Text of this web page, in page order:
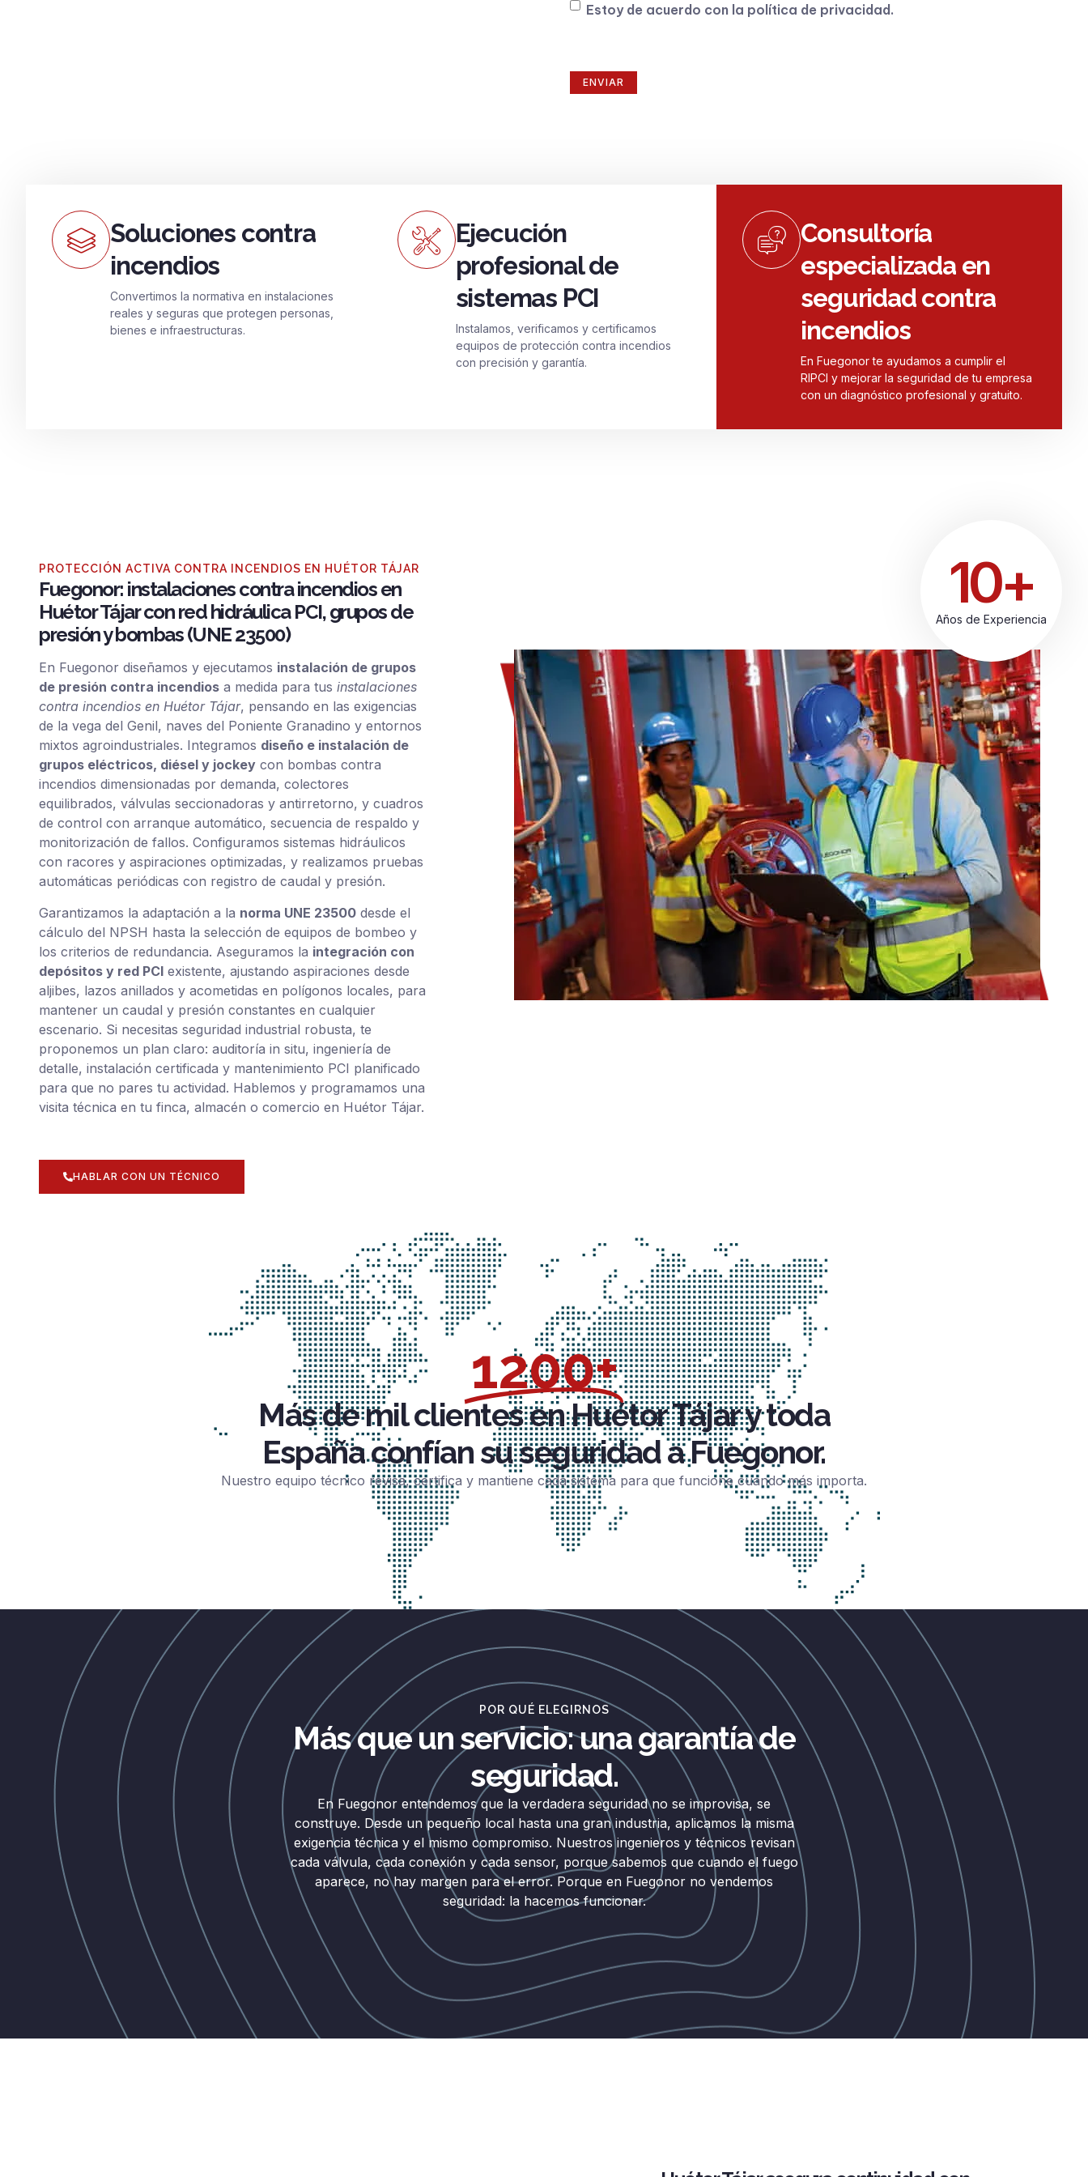
Consentimiento
Estoy de acuerdo con la política de privacidad .
Soluciones contra
incendios
Convertimos la normativa en instalaciones
reales y seguras que protegen personas,
bienes e infraestructuras.
Ejecución
profesional de
sistemas PCI
Instalamos, verificamos y certificamos
equipos de protección contra incendios
con precisión y garantía.
Consultoría
especializada en
seguridad contra
incendios
En Fuegonor te ayudamos a cumplir el
RIPCI y mejorar la seguridad de tu empresa
con un diagnóstico profesional y gratuito.
PROTECCIÓN ACTIVA CONTRA INCENDIOS EN HUÉTOR TÁJAR
Fuegonor: instalaciones contra incendios en
Huétor Tájar con red hidráulica PCI, grupos de
presión y bombas (UNE 23500)
En Fuegonor diseñamos y ejecutamos instalación de grupos
de presión contra incendios a medida para tus instalaciones
contra incendios en Huétor Tájar, pensando en las exigencias
de la vega del Genil, naves del Poniente Granadino y entornos
mixtos agroindustriales. Integramos diseño e instalación de
grupos eléctricos, diésel y jockey con bombas contra
incendios dimensionadas por demanda, colectores
equilibrados, válvulas seccionadoras y antirretorno, y cuadros
de control con arranque automático, secuencia de respaldo y
monitorización de fallos. Configuramos sistemas hidráulicos
con racores y aspiraciones optimizadas, y realizamos pruebas
automáticas periódicas con registro de caudal y presión.
Garantizamos la adaptación a la norma UNE 23500 desde el
cálculo del NPSH hasta la selección de equipos de bombeo y
los criterios de redundancia. Aseguramos la integración con
depósitos y red PCI existente, ajustando aspiraciones desde
aljibes, lazos anillados y acometidas en polígonos locales, para
mantener un caudal y presión constantes en cualquier
escenario. Si necesitas seguridad industrial robusta, te
proponemos un plan claro: auditoría in situ, ingeniería de
detalle, instalación certificada y mantenimiento PCI planificado
para que no pares tu actividad. Hablemos y programamos una
visita técnica en tu finca, almacén o comercio en Huétor Tájar.
HABLAR CON UN TÉCNICO
10+
Años de Experiencia
1200+
Más de mil clientes en Huétor Tájar y toda
España confían su seguridad a Fuegonor.
Nuestro equipo técnico revisa, certifica y mantiene cada sistema para que funcione cuando más importa.
POR QUÉ ELEGIRNOS
Más que un servicio: una garantía de
seguridad.
En Fuegonor entendemos que la verdadera seguridad no se improvisa, se
construye. Desde un pequeño local hasta una gran industria, aplicamos la misma
exigencia técnica y el mismo compromiso. Nuestros ingenieros y técnicos revisan
cada válvula, cada conexión y cada sensor, porque sabemos que cuando el fuego
aparece, no hay margen para el error. Porque en Fuegonor no vendemos
seguridad: la hacemos funcionar.